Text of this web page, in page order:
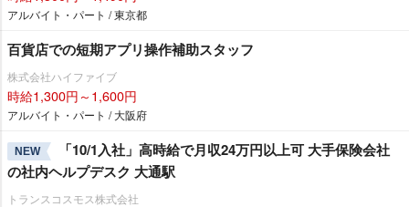
アルバイト・パート / 東京都
百貨店での短期アプリ操作補助スタッフ
株式会社ハイファイブ
時給1,300円～1,600円
アルバイト・パート / 大阪府
NEW
「10/1入社」高時給で月収24万円以上可 大手保険会社
の社内ヘルプデスク 大通駅
トランスコスモス株式会社